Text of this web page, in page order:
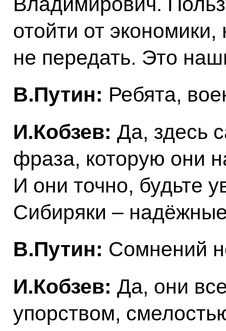
отойти от
не передать. Это
В.Путин: Ребята,
И.Кобзев: Да, здесь
фраза, которую они
И они точно, будьте
Сибиряки –
В.Путин: Сомнений
И.Кобзев: Да, они
упорством,